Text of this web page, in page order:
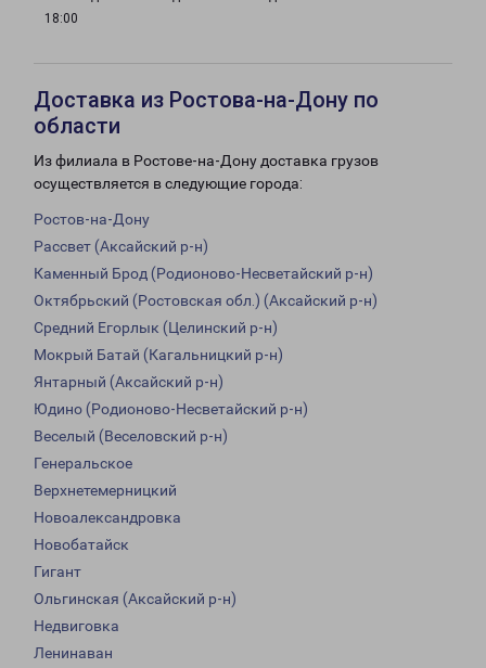
18:00
Доставка из Ростова-на-Дону по
области
Из филиала в Ростове-на-Дону доставка грузов
осуществляется в следующие города:
Ростов-на-Дону
Рассвет (Аксайский р-н)
Каменный Брод (Родионово-Несветайский р-н)
Октябрьский (Ростовская обл.) (Аксайский р-н)
Средний Егорлык (Целинский р-н)
Мокрый Батай (Кагальницкий р-н)
Янтарный (Аксайский р-н)
Юдино (Родионово-Несветайский р-н)
Веселый (Веселовский р-н)
Генеральское
Верхнетемерницкий
Новоалександровка
Новобатайск
Гигант
Ольгинская (Аксайский р-н)
Недвиговка
Ленинаван